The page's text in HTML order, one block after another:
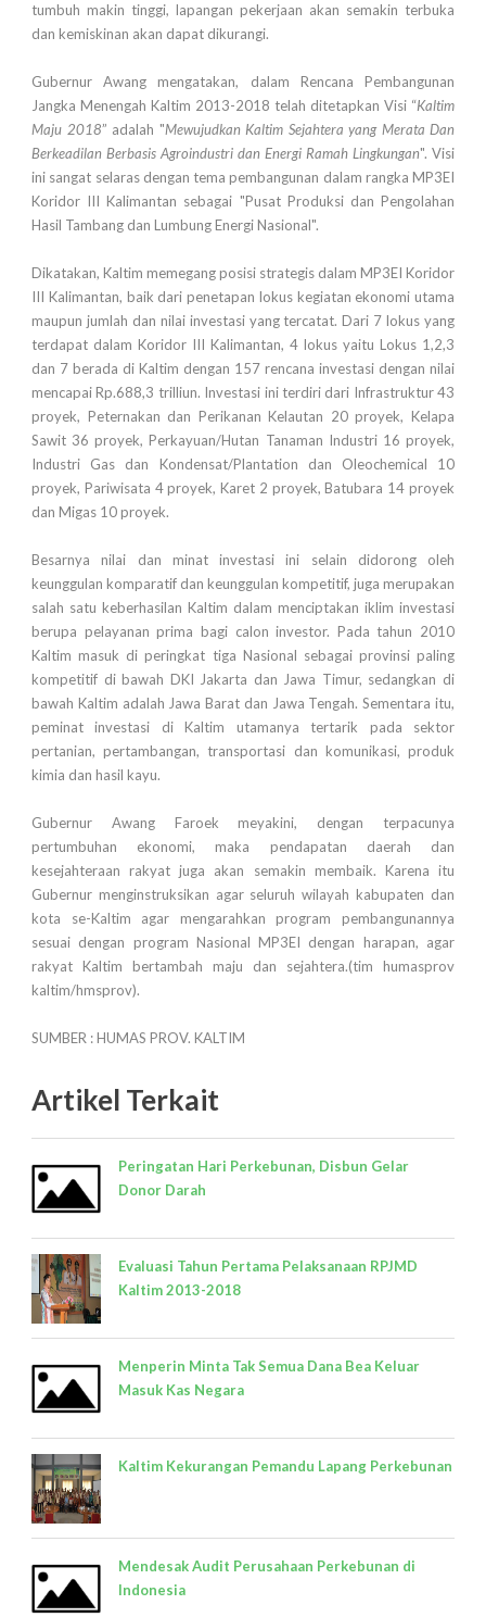
tumbuh makin tinggi, lapangan pekerjaan akan semakin terbuka
dan kemiskinan akan dapat dikurangi.
Gubernur Awang mengatakan, dalam Rencana Pembangunan
Jangka Menengah Kaltim 2013-2018 telah ditetapkan Visi “Kaltim
Maju 2018” adalah "Mewujudkan Kaltim Sejahtera yang Merata Dan
Berkeadilan Berbasis Agroindustri dan Energi Ramah Lingkungan". Visi
ini sangat selaras dengan tema pembangunan dalam rangka MP3EI
Koridor III Kalimantan sebagai "Pusat Produksi dan Pengolahan
Hasil Tambang dan Lumbung Energi Nasional".
Dikatakan, Kaltim memegang posisi strategis dalam MP3EI Koridor
III Kalimantan, baik dari penetapan lokus kegiatan ekonomi utama
maupun jumlah dan nilai investasi yang tercatat. Dari 7 lokus yang
terdapat dalam Koridor III Kalimantan, 4 lokus yaitu Lokus 1,2,3
dan 7 berada di Kaltim dengan 157 rencana investasi dengan nilai
mencapai Rp.688,3 trilliun. Investasi ini terdiri dari Infrastruktur 43
proyek, Peternakan dan Perikanan Kelautan 20 proyek, Kelapa
Sawit 36 proyek, Perkayuan/Hutan Tanaman Industri 16 proyek,
Industri Gas dan Kondensat/Plantation dan Oleochemical 10
proyek, Pariwisata 4 proyek, Karet 2 proyek, Batubara 14 proyek
dan Migas 10 proyek.
Besarnya nilai dan minat investasi ini selain didorong oleh
keunggulan komparatif dan keunggulan kompetitif, juga merupakan
salah satu keberhasilan Kaltim dalam menciptakan iklim investasi
berupa pelayanan prima bagi calon investor. Pada tahun 2010
Kaltim masuk di peringkat tiga Nasional sebagai provinsi paling
kompetitif di bawah DKI Jakarta dan Jawa Timur, sedangkan di
bawah Kaltim adalah Jawa Barat dan Jawa Tengah. Sementara itu,
peminat investasi di Kaltim utamanya tertarik pada sektor
pertanian, pertambangan, transportasi dan komunikasi, produk
kimia dan hasil kayu.
Gubernur Awang Faroek meyakini, dengan terpacunya
pertumbuhan ekonomi, maka pendapatan daerah dan
kesejahteraan rakyat juga akan semakin membaik. Karena itu
Gubernur menginstruksikan agar seluruh wilayah kabupaten dan
kota se-Kaltim agar mengarahkan program pembangunannya
sesuai dengan program Nasional MP3EI dengan harapan, agar
rakyat Kaltim bertambah maju dan sejahtera.(tim humasprov
kaltim/hmsprov).
SUMBER : HUMAS PROV. KALTIM
Artikel Terkait
Peringatan Hari Perkebunan, Disbun Gelar
Donor Darah
Evaluasi Tahun Pertama Pelaksanaan RPJMD
Kaltim 2013-2018
Menperin Minta Tak Semua Dana Bea Keluar
Masuk Kas Negara
Kaltim Kekurangan Pemandu Lapang Perkebunan
Mendesak Audit Perusahaan Perkebunan di
Indonesia